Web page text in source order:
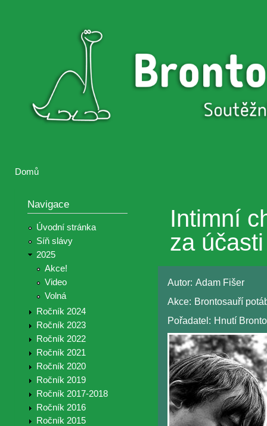
Brontosaurus
Brontosaurus
Domů
Navigace
Úvodní stránka
Síň slávy
2025
Akce!
Video
Volná
Ročník 2024
Ročník 2023
Ročník 2022
Ročník 2021
Ročník 2020
Ročník 2019
Ročník 2017-2018
Ročník 2016
Ročník 2015
Intimní
za
Autor: Adam Fišer
Akce: Brontosauří
Pořadatel: Hnutí